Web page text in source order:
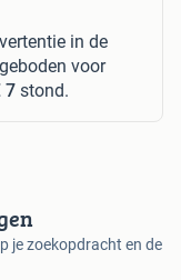
in de
voor
7 stond.
je zoekopdracht en de